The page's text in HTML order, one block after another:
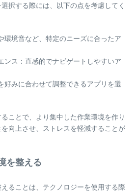
択する際には、以下の点を考慮してく
環境音など、特定のニーズに合ったア
ンス：直感的でナビゲートしやすいア
好みに合わせて調整できるアプリを選
ことで、より集中した作業環境を作り
向上させ、ストレスを軽減することが
を整える
ることは、テクノロジーを使用する際